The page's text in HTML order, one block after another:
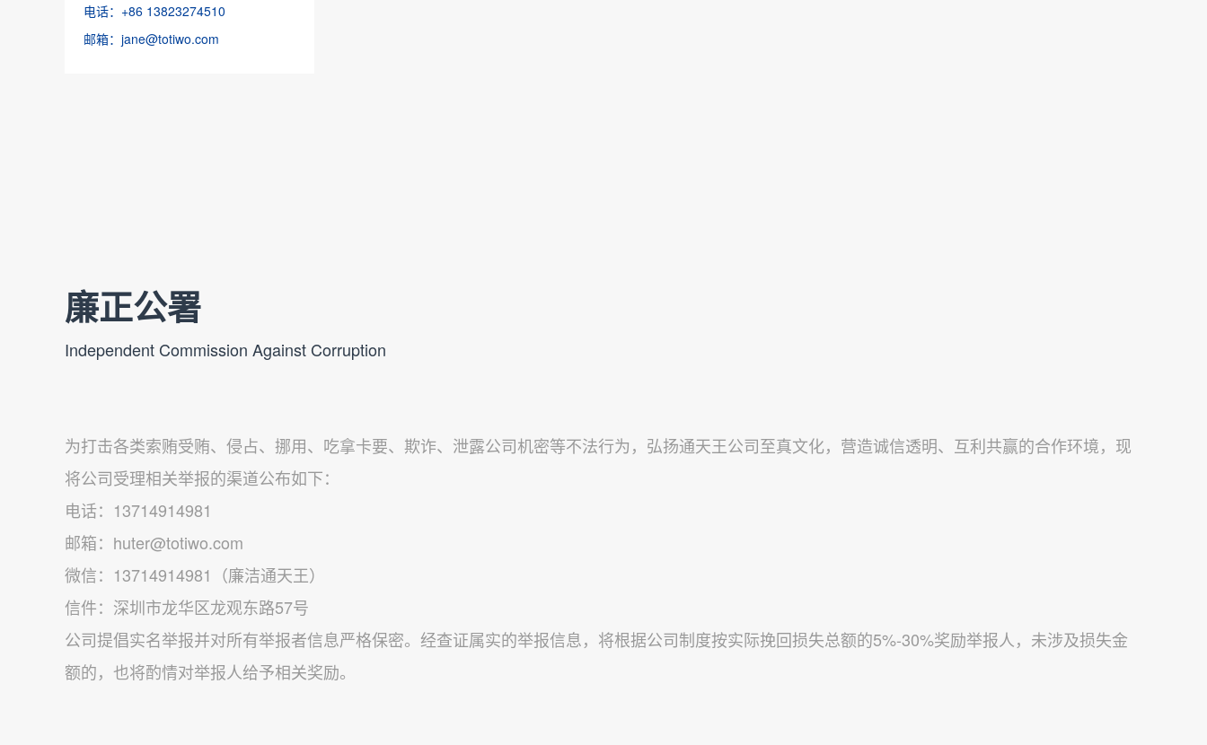
电话：+86 13823274510
邮箱：jane@totiwo.com
廉正公署
Independent Commission Against Corruption
为打击各类索贿受贿、侵占、挪用、吃拿卡要、欺诈、泄露公司机密等不法行为，弘扬通天王公司至真文化，营造诚信透明、互利共赢的合作环境，现
将公司受理相关举报的渠道公布如下：
电话：13714914981
邮箱：huter@totiwo.com
微信：13714914981（廉洁通天王）
信件：深圳市龙华区龙观东路57号
公司提倡实名举报并对所有举报者信息严格保密。经查证属实的举报信息，将根据公司制度按实际挽回损失总额的5%-30%奖励举报人，未涉及损失金
额的，也将酌情对举报人给予相关奖励。